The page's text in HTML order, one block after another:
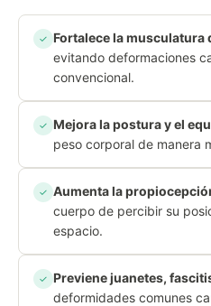
✓ Fortalece la musculatura
evitando deformaciones
convencional.
✓ Mejora la postura y el
peso corporal de manera
✓ Aumenta la
cuerpo de percibir su
espacio.
✓ Previene juanetes,
deformidades comunes